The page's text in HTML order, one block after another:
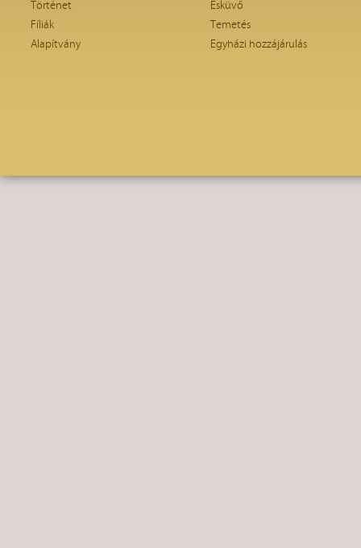
Történet
Fíliák
Alapítvány
Esküvő
Temetés
Egyházi hozzájárulás